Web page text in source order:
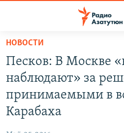
Перейти
основному
содержанию
основной
НОВОСТИ
ОБЩЕСТВО
НОВОСТИ
Песков: В Москве
наблюдают» за
принимаемыми в
Карабаха